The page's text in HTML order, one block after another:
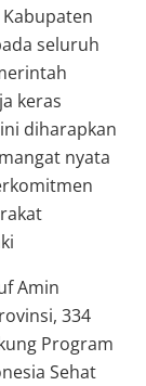
seluruh
keras
diharapkan
nyata
Amin
334
Program
Sehat